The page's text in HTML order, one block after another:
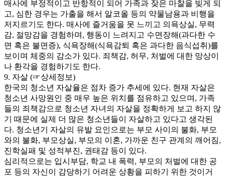
매사에 부정적이고 반항적이 되어 가족과 잦은 마찰을 빚게 되
고, 심한 경우는 가출을 해서 알코올 등의 약물남용과 비행을
저지르기도 한다. 매사에 즐거움을 못 느끼고 의욕상실, 무력
감, 절망감을 경험하며, 행동이 느려지고 수면장해(과다한 수
면 혹은 불면증), 식욕장해(식욕감퇴 혹은 과다한 음식섭취)를
보이며 체중의 감소가 있다. 죄책감, 허무, 처벌에 대한 망상이
나 환각을 경험하기도 한다.
9. 자살 (☞상세정보)
한국의 청소년 자살율은 점차 증가 추세에 있다. 현재 자살은
청소년 사망원인 중 매우 높은 위치를 점유하고 있으며, 가족
들의 죄책감으로 청소년 자녀의 자살을 정확하게 보고 하지 않
기 때문에 실제 더 많은 청소년들이 자살하고 있다고 생각된
다. 청소년기 자살의 유발 요인으로는 부모 사이의 불화, 부모
와의 불화, 부모상실, 부모의 이혼, 가까운 친구 관계의 깨어짐,
진학실패 및 성적부진, 권태감 등이 있다.
심리적으로는 입시부담, 학교 내 폭력, 부모의 처벌에 대한 공
포 등의 자신이 감당하기 어려운 상황을 피하기 위한 것이거